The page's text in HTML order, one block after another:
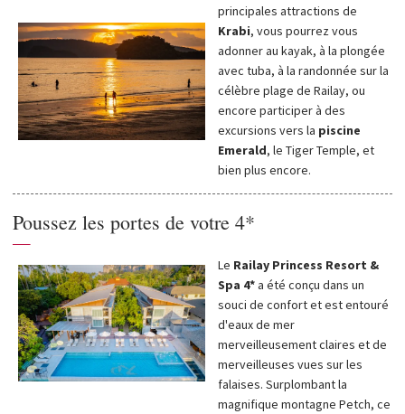
principales attractions de
Krabi, vous pourrez vous
adonner au kayak, à la plongée
avec tuba, à la randonnée sur la
célèbre plage de Railay, ou
encore participer à des
excursions vers la piscine
Emerald, le Tiger Temple, et
bien plus encore.
Poussez les portes de votre 4*
—
Le Railay Princess Resort &
Spa 4*a été conçu dans un
souci de confort et est entouré
d'eaux de mer
merveilleusement claires et de
merveilleuses vues sur les
falaises. Surplombant la
magnifique montagne Petch, ce